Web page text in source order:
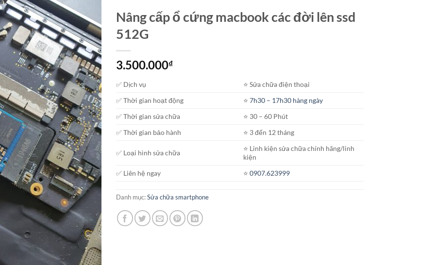
Nâng cấp ổ cứng macbook các đời lên ssd
512G
3.500.000₫
✅ Dịch vụ
⭐️ Sửa chữa điện thoại
✅ Thời gian hoạt động
⭐️7h30 – 17h30 hàng ngày
✅ Thời gian sửa chữa
⭐️ 30 – 60 Phút
✅ Thời gian bảo hành
⭐️ 3 đến 12 tháng
✅ Loại hình sửa chữa
⭐️ Linh kiện sửa chữa chính hãng/linh
kiện
✅ Liên hệ ngay
⭐️0907.623999
Danh mục:Sửa chữa smartphone